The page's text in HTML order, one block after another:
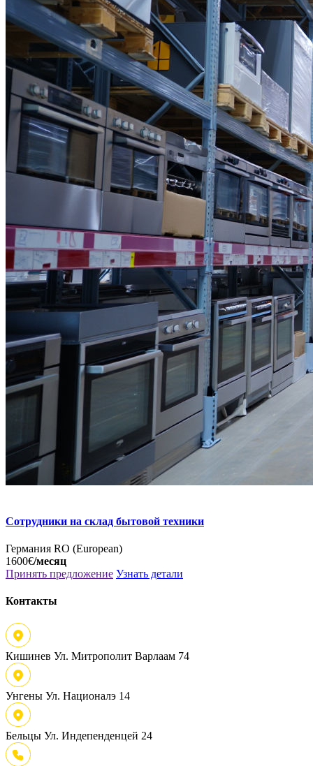
Сотрудники на склад бытовой техники
Германия RO (European)
1600€/месяц
Принять предложение Узнать детали
Контакты
Кишинев Ул. Митрополит Варлаам 74
Унгены Ул. Националэ 14
Бельцы Ул. Индепенденцей 24